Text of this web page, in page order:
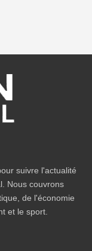
suivre l'actualité
Nous couvrons
de l'économie
et le sport.